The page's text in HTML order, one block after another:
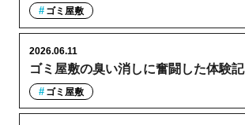
ゴミ屋敷
ゴミ屋敷の臭い消しに奮闘した体験記
2026.06.11
ゴミ屋敷